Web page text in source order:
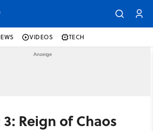
VIDEOS TECH
Reign of Chaos